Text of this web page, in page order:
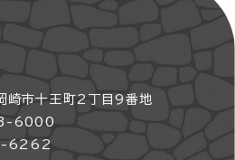
市十王町2丁目9番地
6000
6262